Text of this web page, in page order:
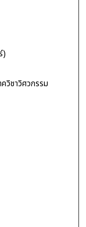
)
ชาวิศวกรรม